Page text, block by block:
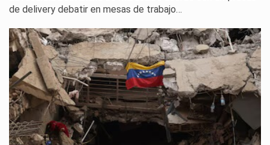
de delivery debatir en mesas de trabajo…